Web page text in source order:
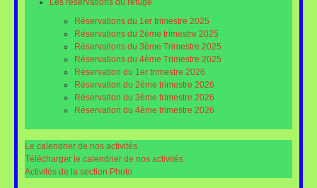
Les réservations du refuge
Réservations du 1er trimestre 2025
Réservations du 2ème trimestre 2025
Réservations du 3ème Trimestre 2025
Réservations du 4ème Trimestre 2025
Réservation du 1er trimestre 2026
Réservation du 2ème trimestre 2026
Réservation du 3ème trimestre 2026
Réservation du 4ème trimestre 2026
Le calendrier de nos activités
Télécharger le calendrier de nos activités
Activités de la section Photo